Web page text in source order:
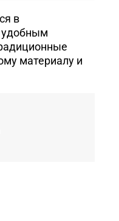
в
удобным
материалу и